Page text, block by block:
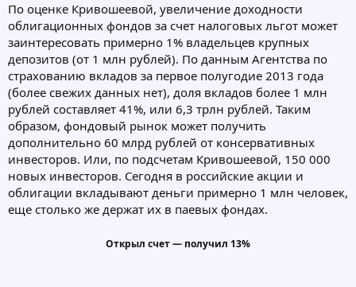
По оценке Кривошеевой, увеличение доходности
облигационных фондов за счет налоговых льгот может
заинтересовать примерно 1% владельцев крупных
депозитов (от 1 млн рублей). По данным Агентства по
страхованию вкладов за первое полугодие 2013 года
(более свежих данных нет), доля вкладов более 1 млн
рублей составляет 41%, или 6,3 трлн рублей. Таким
образом, фондовый рынок может получить
дополнительно 60 млрд рублей от консервативных
инвесторов. Или, по подсчетам Кривошеевой, 150 000
новых инвесторов. Сегодня в российские акции и
облигации вкладывают деньги примерно 1 млн человек,
еще столько же держат их в паевых фондах.
Открыл счет — получил 13%